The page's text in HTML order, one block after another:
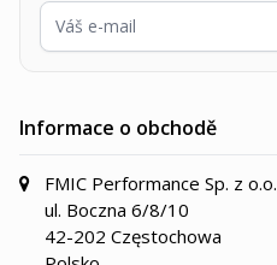
Informace o obchodě
FMIC Performance Sp. z o.o.
ul. Boczna 6/8/10
42-202 Częstochowa